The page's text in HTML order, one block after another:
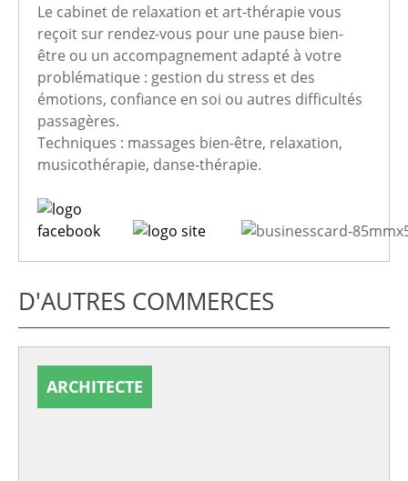
Le cabinet de relaxation et art-thérapie vous
reçoit sur rendez-vous pour une pause bien-
être ou un accompagnement adapté à votre
problématique : gestion du stress et des
émotions, confiance en soi ou autres difficultés
passagères.
Techniques : massages bien-être, relaxation,
musicothérapie, danse-thérapie.
D'AUTRES COMMERCES
ARCHITECTE